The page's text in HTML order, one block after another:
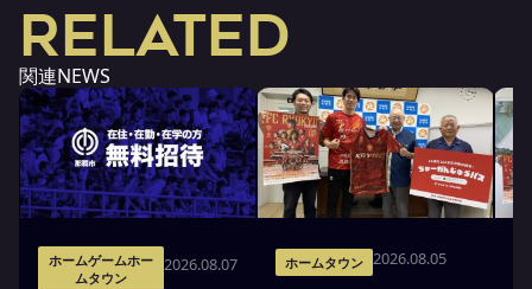
RELATED
関連NEWS
ホームゲームホー
ムタウン
2026.08.07 ホームタウン 2026.08.05